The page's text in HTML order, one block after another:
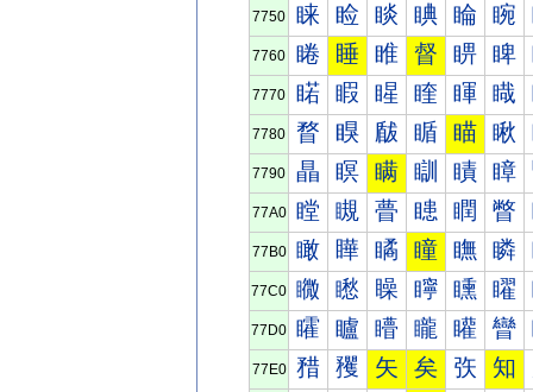
7750 睐 睑 睒 睓 睔 睕
7760 睠 睡 睢 督 睤 睥
7770 睰 睱 睲 睳 睴 睵
7780 瞀 瞁 瞂 瞃 瞄 瞅
7790 瞐 瞑 瞒 瞓 瞔 瞕
77A0 瞠 瞡 瞢 瞣 瞤 瞥
77B0 瞰 瞱 瞲 瞳 瞴 瞵
77C0 矀 矁 矂 矃 矄 矅
77D0 矐 矑 矒 矓 矔 矕
77E0 矠 矡 矢 矣 矤 知